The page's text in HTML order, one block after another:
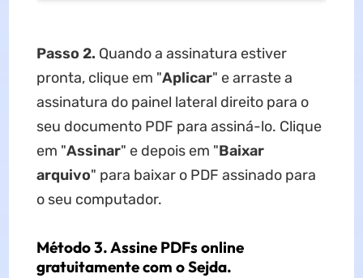
Passo 2. Quando a assinatura estiver
pronta, clique em "Aplicar" e arraste a
assinatura do painel lateral direito para o
seu documento PDF para assiná-lo. Clique
em "Assinar" e depois em "Baixar
arquivo" para baixar o PDF assinado para
o seu computador.
Método 3. Assine PDFs online
gratuitamente com o Sejda.